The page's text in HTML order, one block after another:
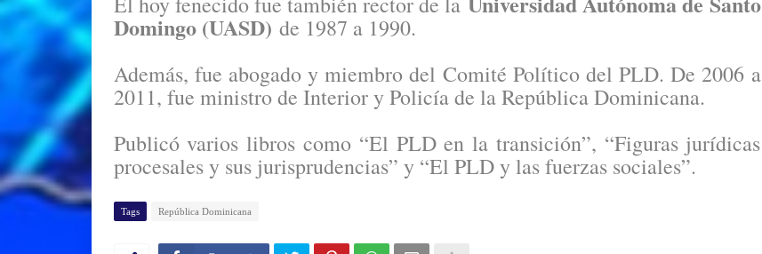
Domingo (UASD) de 1987 a 1990.
Además, fue abogado y miembro del Comité Político del PLD. De 2006 a
2011, fue ministro de Interior y Policía de la República Dominicana.
Publicó varios libros como “El PLD en la transición”, “Figuras jurídicas
procesales y sus jurisprudencias” y “El PLD y las fuerzas sociales”.
Tags República Dominicana